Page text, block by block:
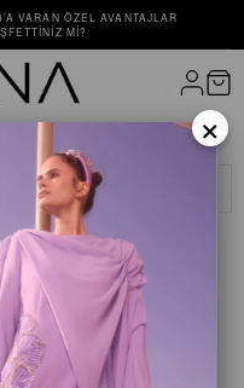
VARAN ÖZEL AVANTAJLAR
MI?
Sıralama
×